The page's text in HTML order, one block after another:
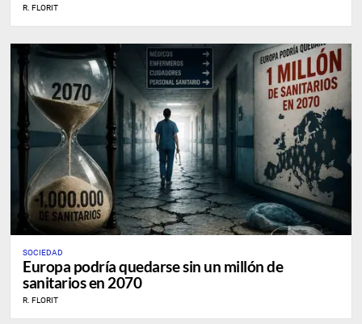
R. FLORIT
SOCIEDAD
Europa podría quedarse sin un millón de
sanitarios en 2070
R. FLORIT